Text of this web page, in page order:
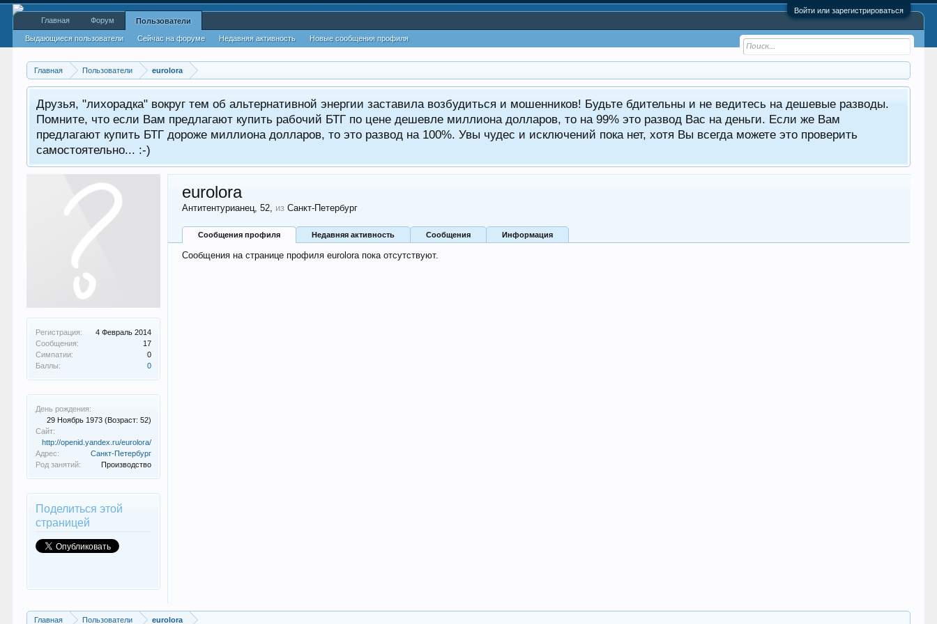
Войти или зарегистрироваться
Главная Пользователи eurolora
Друзья, "лихорадка" вокруг тем об альтернативной энергии заставила возбудиться и мошенников! Будьте бдительны и не ведитесь на дешевые разводы.
Помните, что если Вам предлагают купить рабочий БТГ по цене дешевле миллиона долларов, то на 99% это развод Вас на деньги. Если же Вам
предлагают купить БТГ дороже миллиона долларов, то это развод на 100%. Увы чудес и исключений пока нет, хотя Вы всегда можете это проверить
самостоятельно... :-)
Регистрация:
4 Февраль 2014
Сообщения:
17
Симпатии:
0
Баллы:
0
День рождения:
29 Ноябрь 1973 (Возраст: 52)
Сайт:
http://openid.yandex.ru/eurolora/
Адрес:
Санкт-Петербург
Род занятий:
Производство
Поделиться этой
страницей
eurolora
Антитентурианец, 52, из Санкт-Петербург
Сообщения профиля Недавняя активность Сообщения Информация
Сообщения на странице профиля eurolora пока отсутствуют.
Главная Пользователи eurolora
Главная Форум Пользователи
Выдающиеся пользователи Сейчас на форуме Недавняя активность Новые сообщения профиля